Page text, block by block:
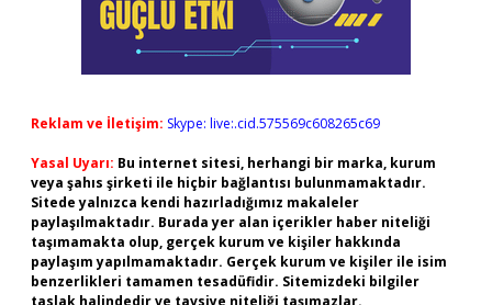
Reklam ve İletişim: Skype: live:.cid.575569c608265c69
Yasal Uyarı: Bu internet sitesi, herhangi bir marka, kurum
veya şahıs şirketi ile hiçbir bağlantısı bulunmamaktadır.
Sitede yalnızca kendi hazırladığımız makaleler
paylaşılmaktadır. Burada yer alan içerikler haber niteliği
taşımamakta olup, gerçek kurum ve kişiler hakkında
paylaşım yapılmamaktadır. Gerçek kurum ve kişiler ile isim
benzerlikleri tamamen tesadüfidir. Sitemizdeki bilgiler
taslak halindedir ve tavsiye niteliği taşımazlar.